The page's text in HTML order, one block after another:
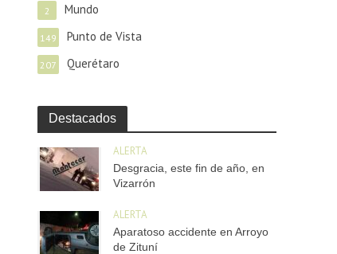
Mundo
2
Punto de Vista
149
Querétaro
207
Destacados
ALERTA
Desgracia, este fin de año, en
Vizarrón
ALERTA
Aparatoso accidente en Arroyo
de Zituní